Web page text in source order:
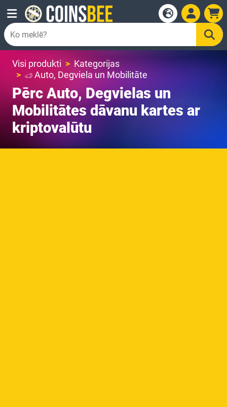
Visi produkti
Kategorijas
Auto, Degviela un Mobilitāte
Pērc Auto, Degvielas un
Mobilitātes dāvanu kartes ar
kriptovalūtu